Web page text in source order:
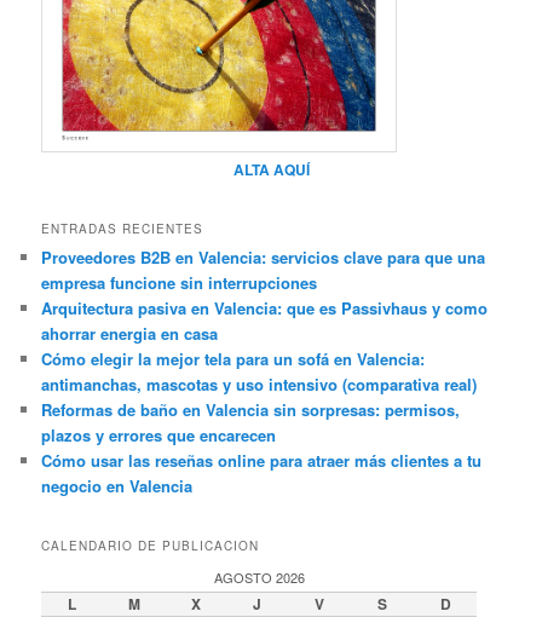
ALTA AQUÍ
ENTRADAS RECIENTES
Proveedores B2B en Valencia: servicios clave para que una
empresa funcione sin interrupciones
Arquitectura pasiva en Valencia: que es Passivhaus y como
ahorrar energia en casa
Cómo elegir la mejor tela para un sofá en Valencia:
antimanchas, mascotas y uso intensivo (comparativa real)
Reformas de baño en Valencia sin sorpresas: permisos,
plazos y errores que encarecen
Cómo usar las reseñas online para atraer más clientes a tu
negocio en Valencia
CALENDARIO DE PUBLICACION
AGOSTO 2026
L M X J V S D